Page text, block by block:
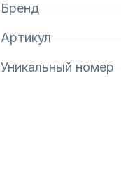
Бренд
Артикул
Уникальный номер